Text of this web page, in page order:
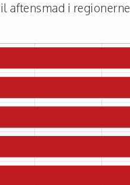
aftensmad i regionerne